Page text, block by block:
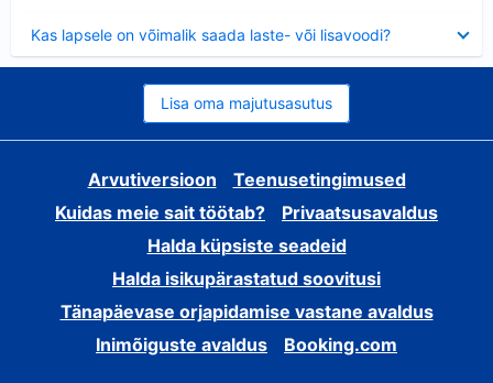
Kas lapsele on võimalik saada laste- või lisavoodi?
Lisa oma majutusasutus
Arvutiversioon
Teenusetingimused
Kuidas meie sait töötab?
Privaatsusavaldus
Halda küpsiste seadeid
Halda isikupärastatud soovitusi
Tänapäevase orjapidamise vastane avaldus
Inimõiguste avaldus
Booking.com